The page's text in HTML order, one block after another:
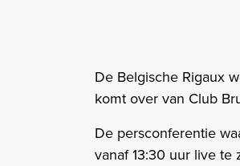
De Belgische Rigaux
komt over van Club
De persconferentie
vanaf 13:30 uur live te